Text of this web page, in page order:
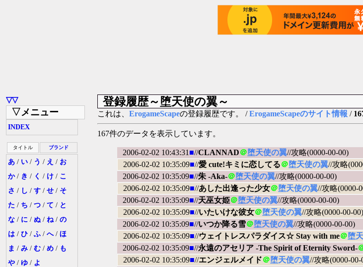
▽▽
▽メニュー
INDEX
タイトル ブランド
あ / い / う / え / お
か/ き / く / け / こ
さ / し / す / せ / そ
た / ち / つ / て / と
な / に / ぬ / ね/ の
は / ひ / ふ / へ/ ほ
ま / み / む / め / も
や / ゆ / よ
登録履歴～堕天使の翼～
これは、 ErogameScapeの登録履歴です。 /ErogameScapeのサイト情報 /
167件のデータを表示しています。
2006-02-02 10:43:31 ■//CLANNAD＠堕天使の翼//攻略(0000-00-00)
2006-02-02 10:35:09■//愛 cute!キミに恋してる＠堕天使の翼//攻略
2006-02-02 10:35:09■//朱 -Aka-＠堕天使の翼//攻略(0000-00-00)
2006-02-02 10:35:09■//あした出逢った少女＠堕天使の翼//攻略(0000-
2006-02-02 10:35:09■//天巫女姫＠堕天使の翼//攻略(0000-00-00)
2006-02-02 10:35:09■//いたいけな彼女＠堕天使の翼//攻略(0000-00-00)
2006-02-02 10:35:09■//いつか降る雪＠堕天使の翼//攻略(0000-00-00)
2006-02-02 10:35:09■//ウェイトレスパラダイス☆ Stay with me＠堕
2006-02-02 10:35:09■//永遠のアセリア -The Spirit of Eternity Sword-
2006-02-02 10:35:09■//エンジェルメイド＠堕天使の翼//攻略(0000-00-